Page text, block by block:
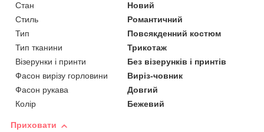
Стан
Новий
Стиль
Романтичний
Тип
Повсякденний костюм
Тип тканини
Трикотаж
Візерунки і принти
Без візерунків і принтів
Фасон вирізу горловини
Виріз-човник
Фасон рукава
Довгий
Колір
Бежевий
Приховати